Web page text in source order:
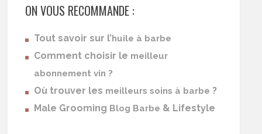
ON VOUS RECOMMANDE :
Tout savoir sur l’ huile à barbe
Comment choisir le meilleur
abonnement vin ?
Où trouver les meilleurs soins à barbe ?
Male Grooming Blog Barbe & Lifestyle